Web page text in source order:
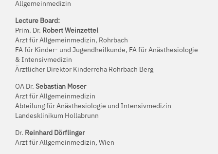
Allgemeinmedizin
Lecture Board:
Prim. Dr. Robert Weinzettel
Arzt für Allgemeinmedizin, Rohrbach
FA für Kinder- und Jugendheilkunde, FA für Anästhesiologie
& Intensivmedizin
Ärztlicher Direktor Kinderreha Rohrbach Berg
OA Dr. Sebastian Moser
Arzt für Allgemeinmedizin
Abteilung für Anästhesiologie und Intensivmedizin
Landesklinikum Hollabrunn
Dr. Reinhard Dörflinger
Arzt für Allgemeinmedizin, Wien